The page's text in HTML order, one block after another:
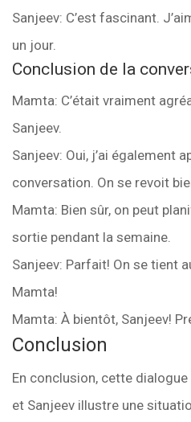
Sanjeev: C’est fascinant.
un jour.
Conclusion de la
Mamta: C’était vraiment
Sanjeev.
Sanjeev: Oui, j’ai également
conversation. On se revoit
Mamta: Bien sûr, on peut
sortie pendant la semaine.
Sanjeev: Parfait! On se tient
Mamta!
Mamta: À bientôt, Sanjeev!
Conclusion
En conclusion, cette
et Sanjeev illustre une